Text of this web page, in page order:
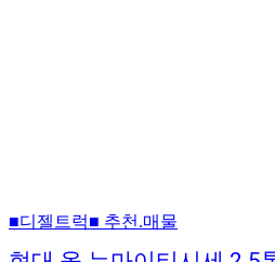
■디젤트럭■ 추천.매물